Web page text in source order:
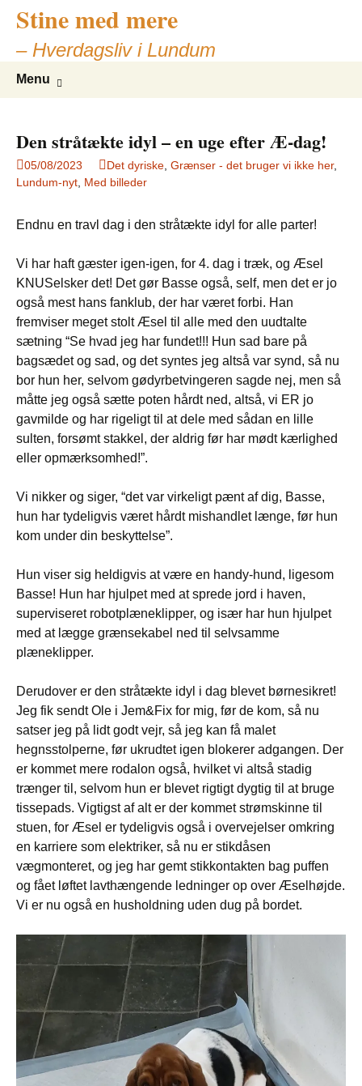
Stine med mere
– Hverdagsliv i Lundum
Menu
Den stråtækte idyl – en uge efter Æ-dag!
05/08/2023 Det dyriske Grænser - det bruger vi ikke her,
Lundum-nyt Med billeder
Endnu en travl dag i den stråtækte idyl for alle parter!
Vi har haft gæster igen-igen, for 4. dag i træk, og Æsel
KNUSelsker det! Det gør Basse også, self, men det er jo
også mest hans fanklub, der har været forbi. Han
fremviser meget stolt Æsel til alle med den uudtalte
sætning “Se hvad jeg har fundet!!! Hun sad bare på
bagsædet og sad, og det syntes jeg altså var synd, så nu
bor hun her, selvom gødyrbetvingeren sagde nej, men så
måtte jeg også sætte poten hårdt ned, altså, vi ER jo
gavmilde og har rigeligt til at dele med sådan en lille
sulten, forsømt stakkel, der aldrig før har mødt kærlighed
eller opmærksomhed!”.
Vi nikker og siger, “det var virkeligt pænt af dig, Basse,
hun har tydeligvis været hårdt mishandlet længe, før hun
kom under din beskyttelse”.
Hun viser sig heldigvis at være en handy-hund, ligesom
Basse! Hun har hjulpet med at sprede jord i haven,
superviseret robotplæneklipper, og især har hun hjulpet
med at lægge grænsekabel ned til selvsamme
plæneklipper.
Derudover er den stråtækte idyl i dag blevet børnesikret!
Jeg fik sendt Ole i Jem&Fix for mig, før de kom, så nu
satser jeg på lidt godt vejr, så jeg kan få malet
hegnsstolperne, før ukrudtet igen blokerer adgangen. Der
er kommet mere rodalon også, hvilket vi altså stadig
trænger til, selvom hun er blevet rigtigt dygtig til at bruge
tissepads. Vigtigst af alt er der kommet strømskinne til
stuen, for Æsel er tydeligvis også i overvejelser omkring
en karriere som elektriker, så nu er stikdåsen
vægmonteret, og jeg har gemt stikkontakten bag puffen
og fået løftet lavthængende ledninger op over Æselhøjde.
Vi er nu også en husholdning uden dug på bordet.